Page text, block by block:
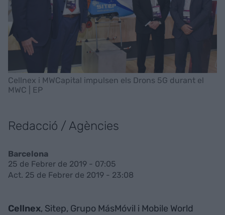
Cellnex i MWCapital impulsen els Drons 5G durant el
MWC | EP
Redacció / Agències
Barcelona
25 de Febrer de 2019 - 07:05
Act. 25 de Febrer de 2019 - 23:08
Cellnex, Sitep, Grupo MásMóvil i Mobile World